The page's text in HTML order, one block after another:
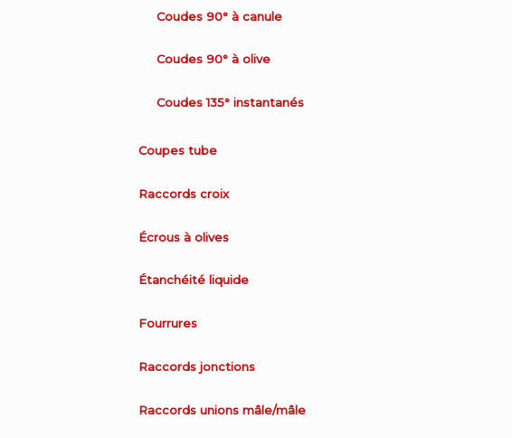
Coudes 90° à canule
Coudes 90° à olive
Coudes 135° instantanés
Coupes tube
Raccords croix
Écrous à olives
Étanchéité liquide
Fourrures
Raccords jonctions
Raccords unions mâle/mâle